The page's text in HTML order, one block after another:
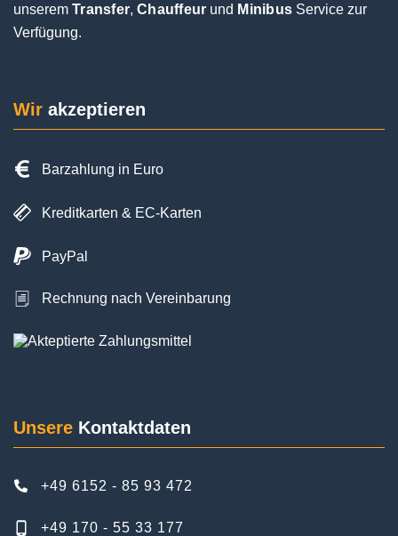
unserem Transfer, Chauffeur und Minibus Service zur
Verfügung.
Wir akzeptieren
Barzahlung in Euro
Kreditkarten & EC-Karten
PayPal
Rechnung nach Vereinbarung
Unsere Kontaktdaten
+49 6152 - 85 93 472
+49 170 - 55 33 177